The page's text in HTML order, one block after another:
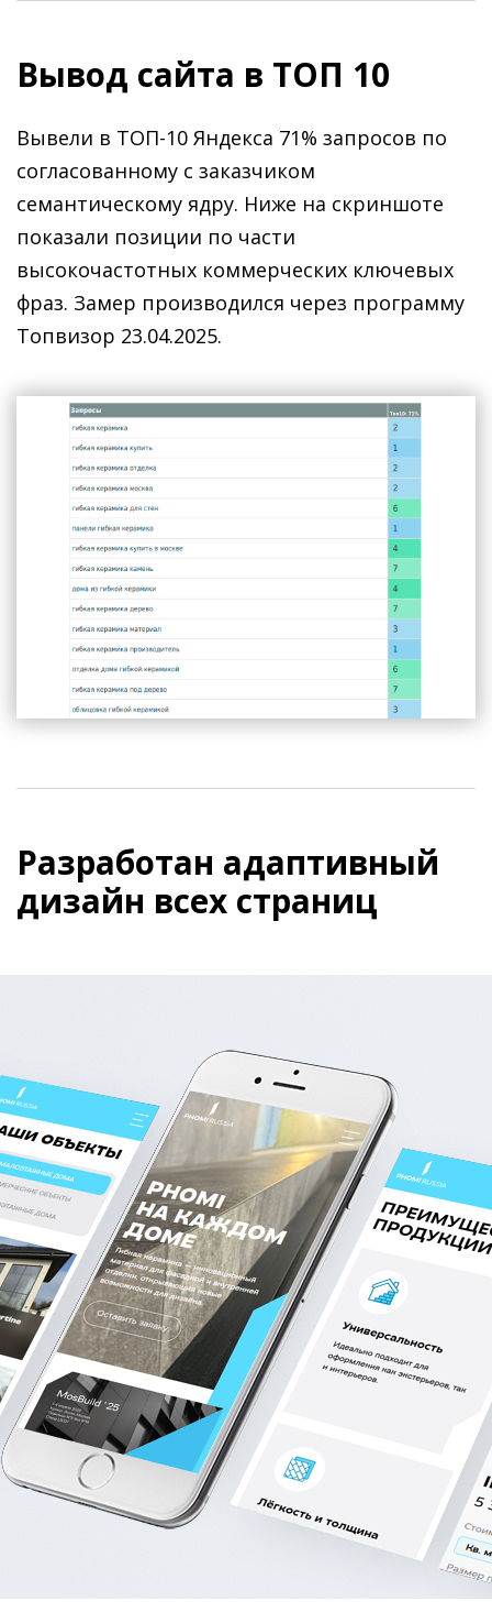
Вывод сайта в ТОП 10
Вывели в ТОП-10 Яндекса 71% запросов по
согласованному с заказчиком
семантическому ядру. Ниже на скриншоте
показали позиции по части
высокочастотных коммерческих ключевых
фраз. Замер производился через программу
Топвизор 23.04.2025.
Разработан адаптивный
дизайн всех страниц